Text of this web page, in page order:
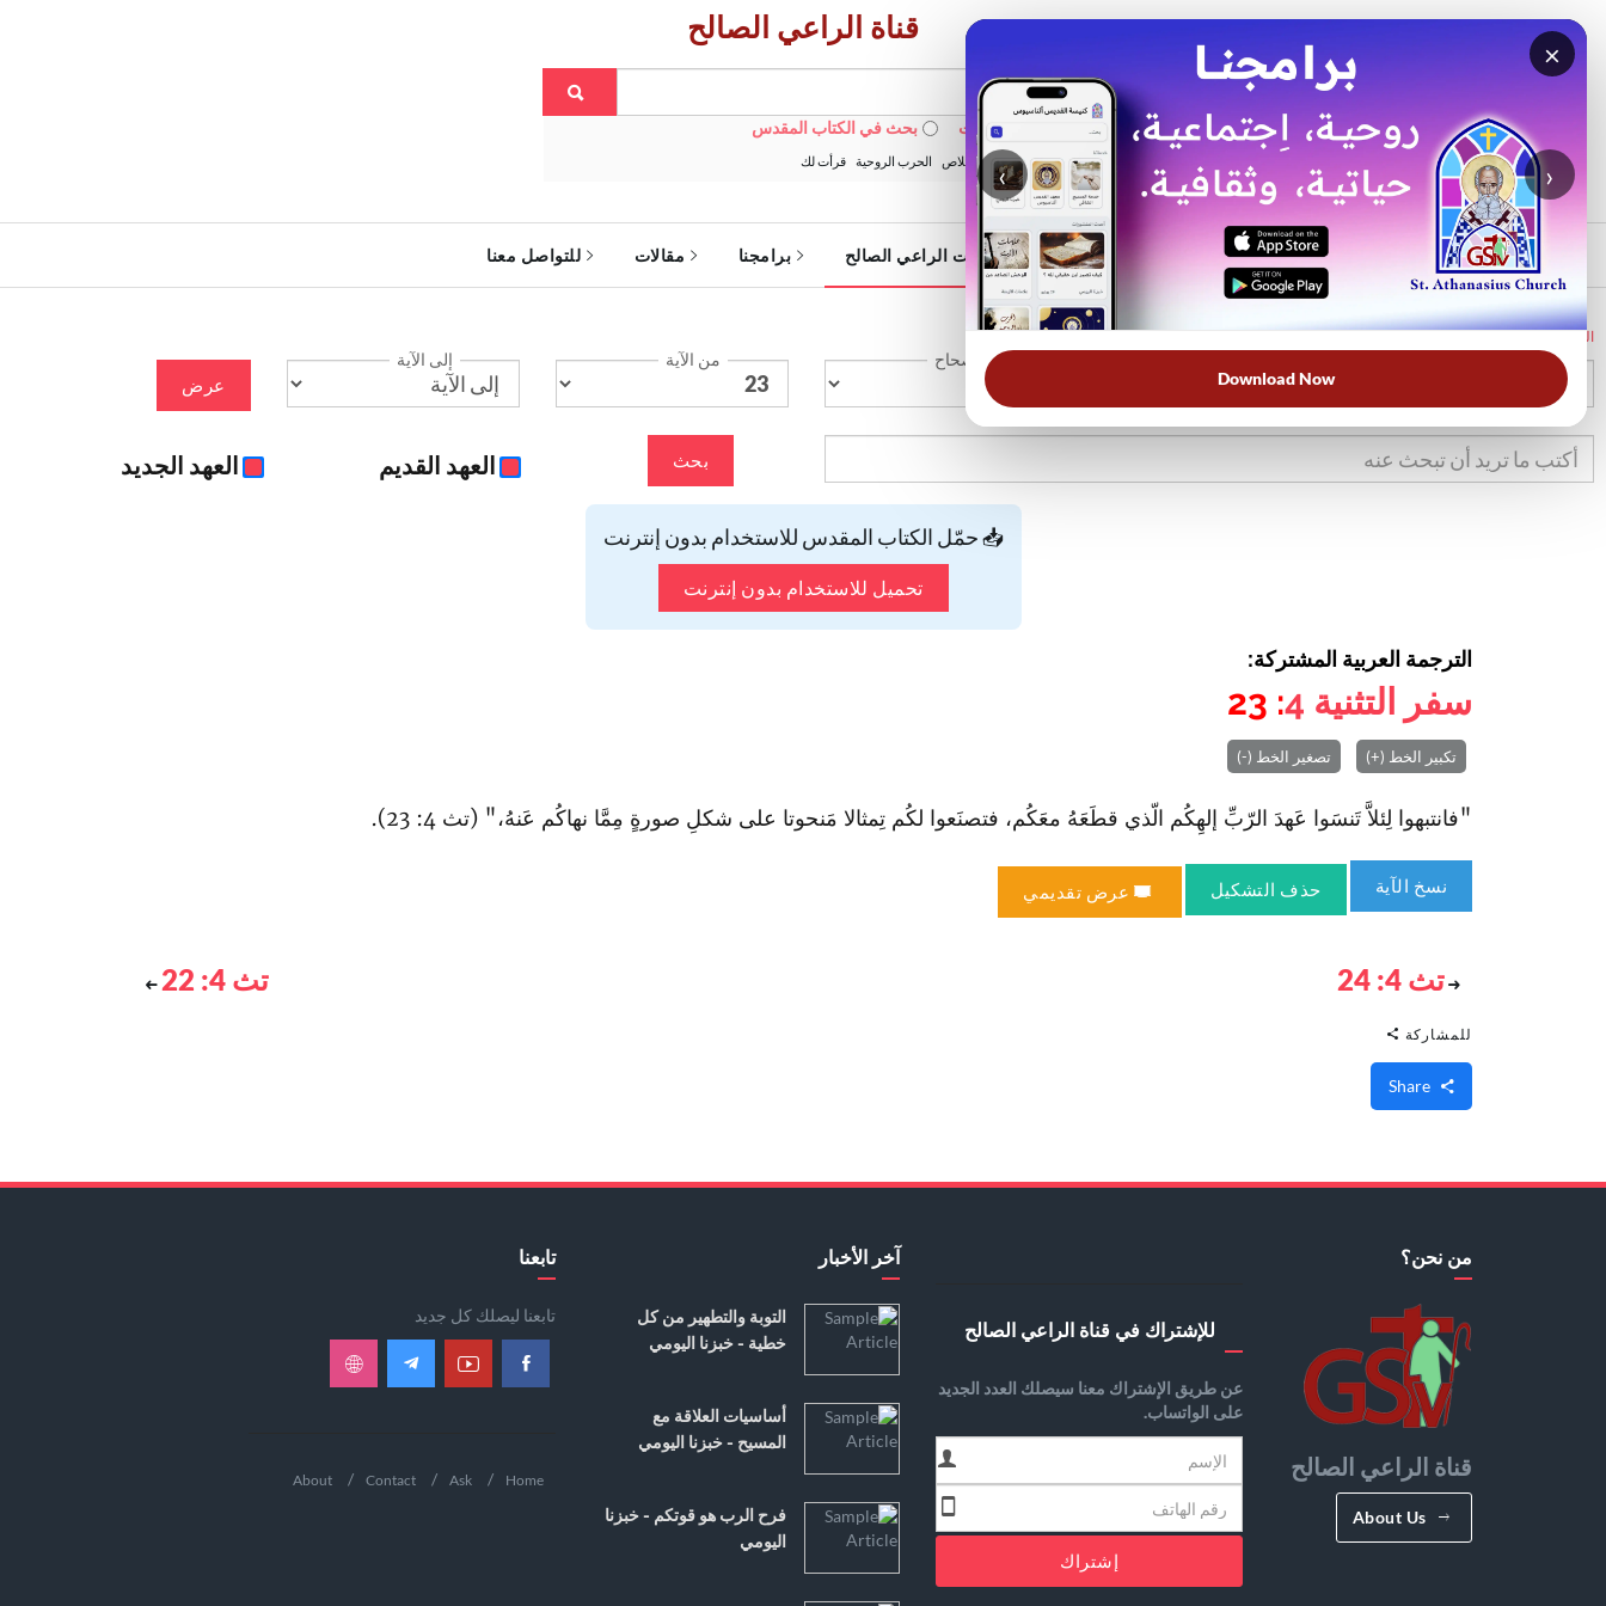
×
‹ ›
Download Now
قناة الراعي الصالح
بحث في الويبسايت بحث في الكتاب المقدس
الأكثر بحثًا: خبزنا اليومي الخلاص الحرب الروحية قرأت لك
الرئيسية خدمات الراعي الصالح برامجنا مقالات للتواصل معنا
الرئيسية
الإصحاح من الآية إلى الآية
عرض
بحث العهد القديم العهد الجديد
📥 حمّل الكتاب المقدس للاستخدام بدون إنترنت
تحميل للاستخدام بدون إنترنت
الترجمة العربية المشتركة:
سفر التثنية 4
: 23
تكبير الخط (+) تصغير الخط (-)
"فا‏نتبهوا لِئلاَّ تَنسَوا عَهدَ الرّبِّ إلهِكُم الّذي قطَعَهُ معَكُم، فتصنَعوا لكُم تِمثالا مَنحوتا على شكلِ صورةٍ مِمَّا نهاكُم عَنهُ،" (تث 4: 23).
نسخ الآية حذف التشكيل عرض تقديمي
تث 4: 24 تث 4: 22
للمشاركة
من نحن؟
قناة الراعي الصالح
About Us
للإشتراك في قناة الراعي الصالح
عن طريق الإشتراك معنا سيصلك العدد الجديد
على الواتساب.
إشتراك
آخر الأخبار
التوبة والتطهير من كل
خطية - خبزنا اليومي
أساسيات العلاقة مع
المسيح - خبزنا اليومي
فرح الرب هو قوتكم - خبزنا
اليومي
تابعنا
تابعنا ليصلك كل جديد
Home
Ask
Contact
About